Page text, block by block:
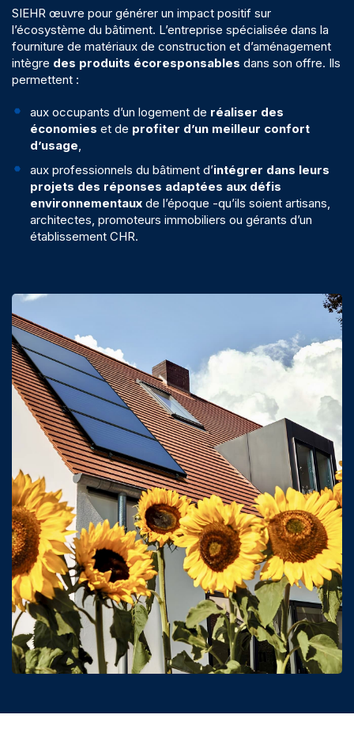
SIEHR œuvre pour générer un impact positif sur
l’écosystème du bâtiment. L’entreprise spécialisée dans la
fourniture de matériaux de construction et d’aménagement
intègre des produits écoresponsables dans son offre. Ils
permettent :
aux occupants d’un logement de réaliser des
économies et de profiter d’un meilleur confort
d’usage,
aux professionnels du bâtiment d’intégrer dans leurs
projets des réponses adaptées aux défis
environnementaux de l’époque -qu’ils soient artisans,
architectes, promoteurs immobiliers ou gérants d’un
établissement CHR.